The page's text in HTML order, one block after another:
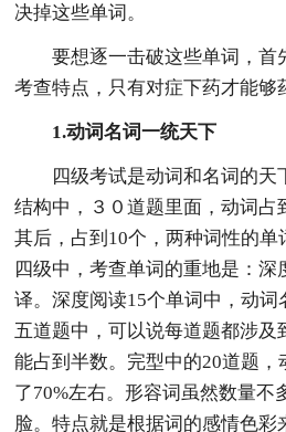
决掉这些单词。
要想逐一击破这些单词，首
考查特点，只有对症下药才能够
1.动词名词一统天下
四级考试是动词和名词的天
结构中，３０道题里面，动词占
其后，占到10个，两种词性的
四级中，考查单词的重地是：深
译。深度阅读15个单词中，动词
五道题中，可以说每道题都涉及
能占到半数。完型中的20道题
了70%左右。形容词虽然数量不
脸。特点就是根据词的感情色彩